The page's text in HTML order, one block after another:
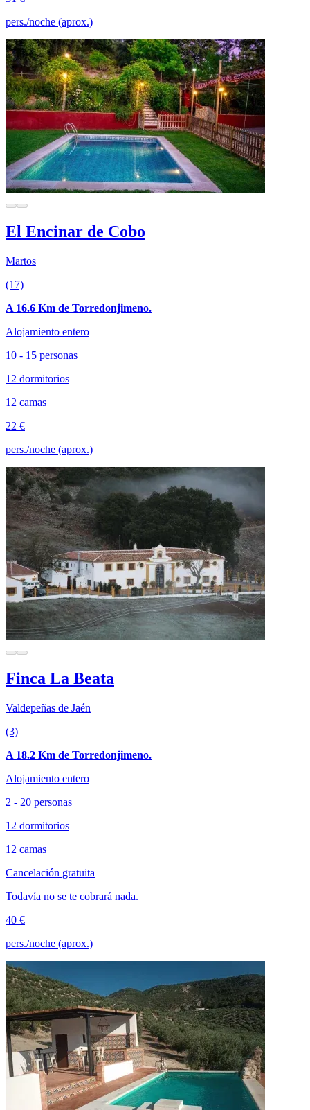
pers./noche (aprox.)
El Encinar de Cobo
Martos
(17)
A 16.6 Km de Torredonjimeno.
Alojamiento entero
10 - 15 personas
12 dormitorios
12 camas
22 €
pers./noche (aprox.)
Finca La Beata
Valdepeñas de Jaén
(3)
A 18.2 Km de Torredonjimeno.
Alojamiento entero
2 - 20 personas
12 dormitorios
12 camas
Cancelación gratuita
Todavía no se te cobrará nada.
40 €
pers./noche (aprox.)